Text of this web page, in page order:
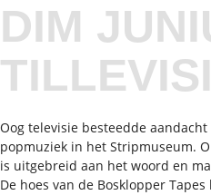
DIM
Oog televisie besteedde
popmuziek in het Stripmuseum.
is uitgebreid aan het woord en
De hoes van de Bosklopper